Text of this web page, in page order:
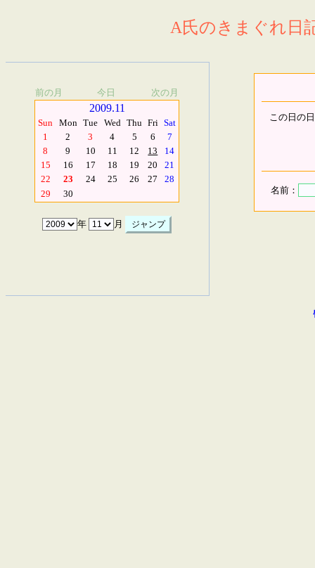
A氏のきまぐれ日
前の月 今日 次の月
2009.11
Sun Mon Tue Wed Thu Fri Sat
1
2 3 4 5 6
7
8
9 10 11 12 13
14
15
16 17 18 19 20
21
22
23 24 25 26 27
28
29
30
年 月
この日の
名前：